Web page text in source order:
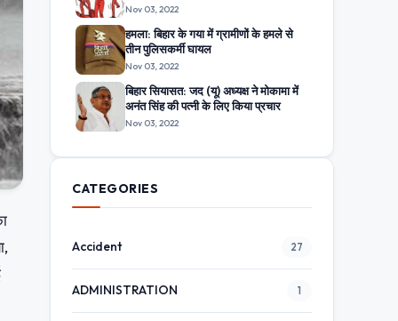
Nov 03, 2022
हमला: बिहार के गया में ग्रामीणों के हमले से
तीन पुलिसकर्मी घायल
Nov 03, 2022
बिहार सियासत: जद (यू) अध्यक्ष ने मोकामा में
अनंत सिंह की पत्नी के लिए किया प्रचार
Nov 03, 2022
CATEGORIES
Accident 27
ADMINISTRATION 1